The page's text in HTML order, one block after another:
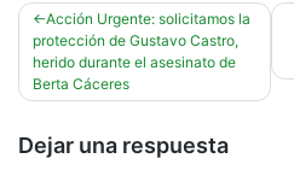
Navegación
de
entradas
Acción Urgente: solicitamos la
protección de Gustavo Castro,
herido durante el asesinato de
Berta Cáceres
Dejar una respuesta